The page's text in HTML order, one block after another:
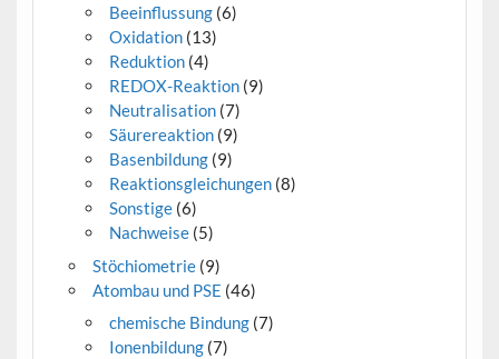
Beeinflussung (6)
Oxidation (13)
Reduktion (4)
REDOX-Reaktion (9)
Neutralisation (7)
Säurereaktion (9)
Basenbildung (9)
Reaktionsgleichungen (8)
Sonstige (6)
Nachweise (5)
Stöchiometrie(9)
Atombau und PSE (46)
chemische Bindung (7)
Ionenbildung (7)